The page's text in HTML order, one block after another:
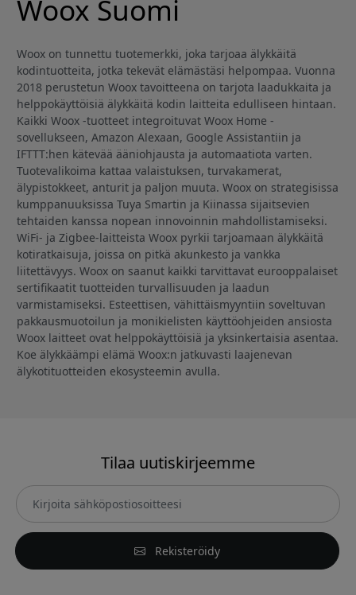
Woox Suomi
Woox on tunnettu tuotemerkki, joka tarjoaa älykkäitä
kodintuotteita, jotka tekevät elämästäsi helpompaa. Vuonna
2018 perustetun Woox tavoitteena on tarjota laadukkaita ja
helppokäyttöisiä älykkäitä kodin laitteita edulliseen hintaan.
Kaikki Woox -tuotteet integroituvat Woox Home -
sovellukseen, Amazon Alexaan, Google Assistantiin ja
IFTTT:hen kätevää ääniohjausta ja automaatiota varten.
Tuotevalikoima kattaa valaistuksen, turvakamerat,
älypistokkeet, anturit ja paljon muuta. Woox on strategisissa
kumppanuuksissa Tuya Smartin ja Kiinassa sijaitsevien
tehtaiden kanssa nopean innovoinnin mahdollistamiseksi.
WiFi- ja Zigbee-laitteista Woox pyrkii tarjoamaan älykkäitä
kotiratkaisuja, joissa on pitkä akunkesto ja vankka
liitettävyys. Woox on saanut kaikki tarvittavat eurooppalaiset
sertifikaatit tuotteiden turvallisuuden ja laadun
varmistamiseksi. Esteettisen, vähittäismyyntiin soveltuvan
pakkausmuotoilun ja monikielisten käyttöohjeiden ansiosta
Woox laitteet ovat helppokäyttöisiä ja yksinkertaisia asentaa.
Koe älykkäämpi elämä Woox:n jatkuvasti laajenevan
älykotituotteiden ekosysteemin avulla.
Tilaa uutiskirjeemme
Rekisteröidy